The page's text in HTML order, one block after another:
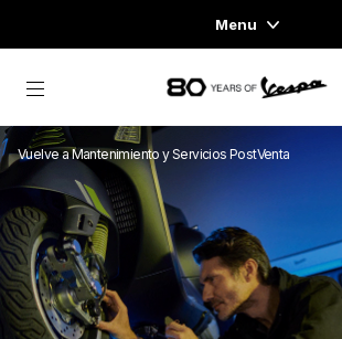
Menu
Home
READY TO WEAR Y LIFESTYLE
EXPERIENCIAS
CONCEPT STORE
Ir al contenido
Vuelve a Mantenimiento y Servicios PostVenta